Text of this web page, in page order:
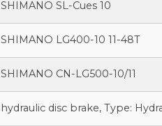
SHIMANO SL-Cues 10
SHIMANO LG400-10 11-48T
SHIMANO CN-LG500-10/11
hydraulic disc brake, Type: